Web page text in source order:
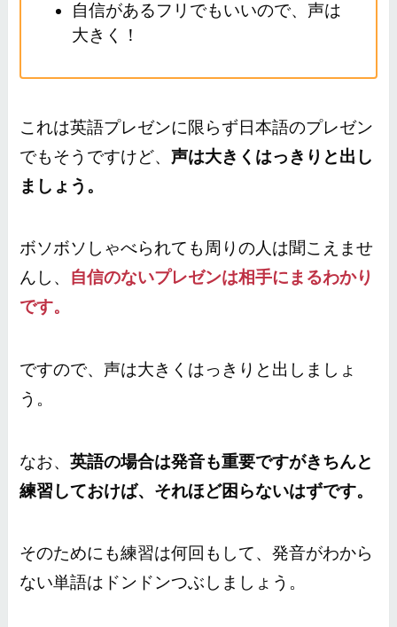
自信があるフリでもいいので、声は
大きく！
これは英語プレゼンに限らず日本語のプレゼン
でもそうですけど、声は大きくはっきりと出し
ましょう。
ボソボソしゃべられても周りの人は聞こえませ
んし、 自信のないプレゼンは相手にまるわかり
です。
ですので、声は大きくはっきりと出しましょ
う。
なお、英語の場合は発音も重要ですがきちんと
練習しておけば、それほど困らないはずです。
そのためにも練習は何回もして、発音がわから
ない単語はドンドンつぶしましょう。